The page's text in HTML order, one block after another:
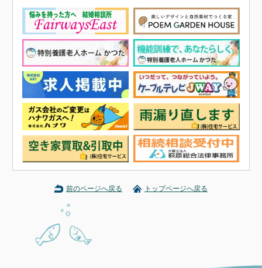
前のページへ戻る トップページへ戻る